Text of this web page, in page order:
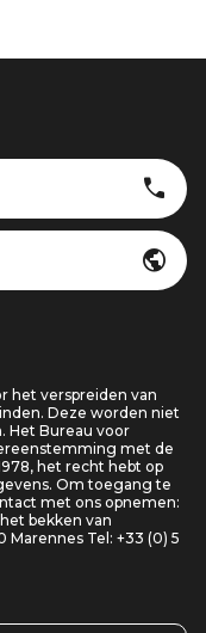
het verspreiden van
Deze worden niet
Het Bureau voor
met de
het recht hebt op
Om toegang te
met ons opnemen:
bekken van
Marennes Tel: +33 (0) 5